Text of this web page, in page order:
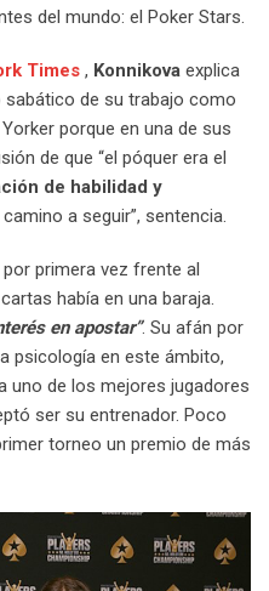
del mundo: el Poker Stars.
Times , Konnikova explica
de su trabajo como
porque en una de sus
de que “el póquer era el
de habilidad y
camino a seguir”, sentencia.
primera vez frente al
había en una baraja.
en apostar”. Su afán por
psicología en este ámbito,
uno de los mejores jugadores
ser su entrenador. Poco
torneo un premio de más